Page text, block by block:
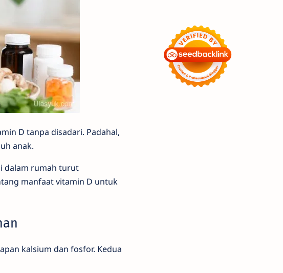
D tanpa disadari. Padahal,
anak.
dalam rumah turut
manfaat vitamin D untuk
kalsium dan fosfor. Kedua